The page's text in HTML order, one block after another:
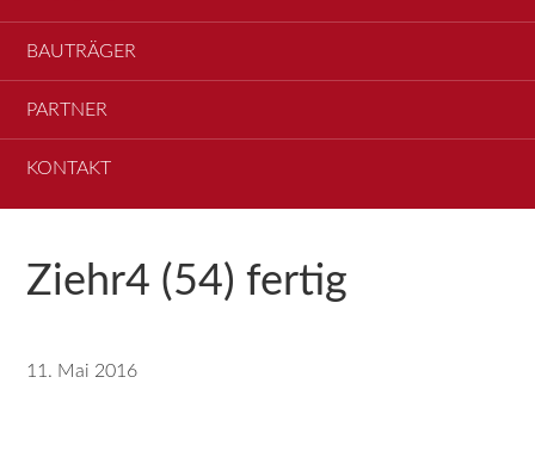
BAUTRÄGER
PARTNER
KONTAKT
Ziehr4 (54) fertig
11. Mai 2016